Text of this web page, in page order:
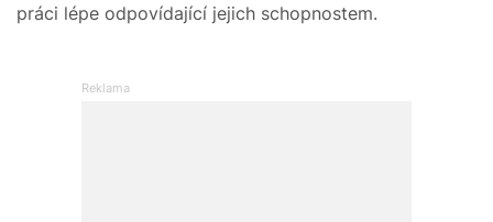
práci lépe odpovídající jejich schopnostem.